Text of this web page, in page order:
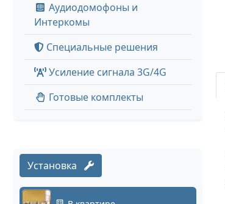
Аудиодомофоны и
Интеркомы
Специальные решения
Усиление сигнала 3G/4G
Готовые комплекты
Установка